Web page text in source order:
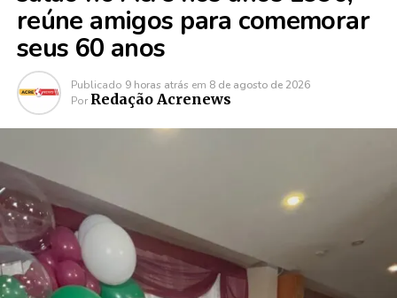
reúne amigos para comemorar
seus 60 anos
Publicado 9 horas atrás em 8 de agosto de 2026
Por Redação Acrenews